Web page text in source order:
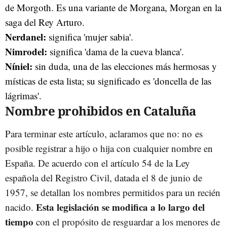
de Morgoth. Es una variante de Morgana, Morgan en la
saga del Rey Arturo.
Nerdanel: significa 'mujer sabia'.
Nimrodel: significa 'dama de la cueva blanca'.
Níniel: sin duda, una de las elecciones más hermosas y
místicas de esta lista; su significado es 'doncella de las
lágrimas'.
Nombre prohibidos en Cataluña
Para terminar este artículo, aclaramos que no: no es
posible registrar a hijo o hija con cualquier nombre en
España. De acuerdo con el artículo 54 de la Ley
española del Registro Civil, datada el 8 de junio de
1957, se detallan los nombres permitidos para un recién
nacido. Esta legislación se modifica a lo largo del
tiempo con el propósito de resguardar a los menores de